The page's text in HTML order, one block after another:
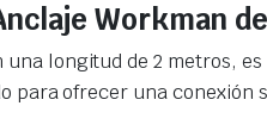
Workman
una longitud de 2 metros,
para ofrecer una